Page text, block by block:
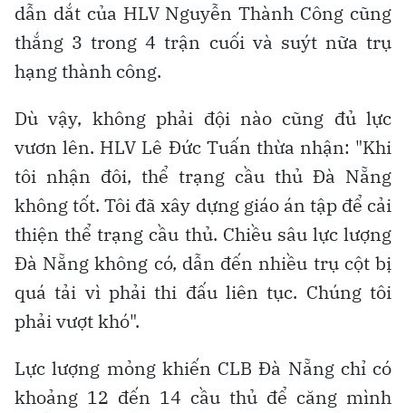
dẫn dắt của HLV Nguyễn Thành Công cũng
thắng 3 trong 4 trận cuối và suýt nữa trụ
hạng thành công.
Dù vậy, không phải đội nào cũng đủ lực
vươn lên. HLV Lê Đức Tuấn thừa nhận: "Khi
tôi nhận đôi, thể trạng cầu thủ Đà Nẵng
không tốt. Tôi đã xây dựng giáo án tập để cải
thiện thể trạng cầu thủ. Chiều sâu lực lượng
Đà Nẵng không có, dẫn đến nhiều trụ cột bị
quá tải vì phải thi đấu liên tục. Chúng tôi
phải vượt khó".
Lực lượng mỏng khiến CLB Đà Nẵng chỉ có
khoảng 12 đến 14 cầu thủ để căng mình